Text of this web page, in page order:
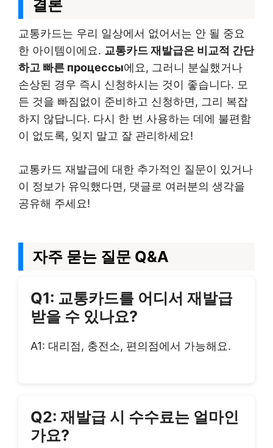
결론
교통카드는 우리 일상에서 없어서는 안 될 중요
한 아이템이에요. 교통카드 재발급은 비교적 간단
하고 빠른 процессы에요, 그러니 분실했거나
손상된 경우 즉시 신청하시는 것이 좋습니다. 모
든 것을 빠짐없이 준비하고 신청하면, 그리 복잡
하지 않답니다. 다시 한 번 사용하는 데에 불편함
이 없도록, 잊지 말고 잘 관리하세요!
교통카드 재발급에 대한 추가적인 질문이 있거나
이 정보가 유익했다면, 댓글로 여러분의 생각을
공유해 주세요!
자주 묻는 질문 Q&A
Q1: 교통카드를 어디서 재발급
받을 수 있나요?
A1: 대리점, 충전소, 편의점에서 가능해요.
Q2: 재발급 시 수수료는 얼마인
가요?